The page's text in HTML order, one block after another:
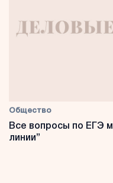
Общество
Все вопросы по ЕГЭ
линии”